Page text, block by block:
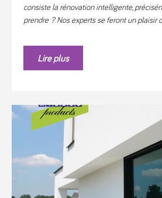
consiste la rénovation intelligente,
prendre ? Nos experts se feront un plaisir
Lire plus